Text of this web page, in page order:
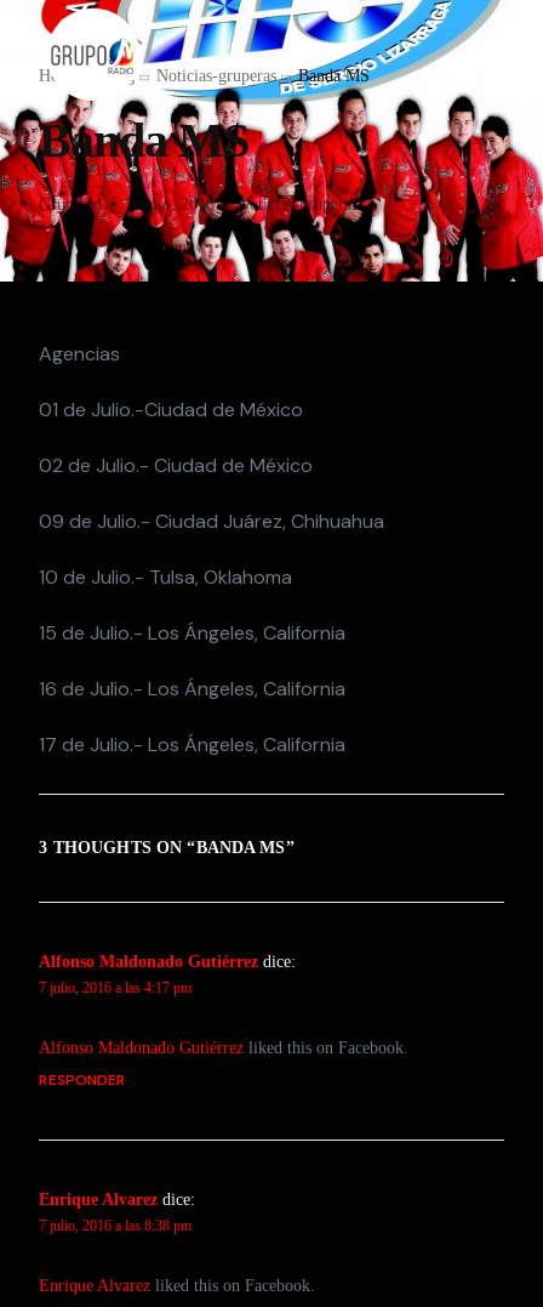
Home Blog Noticias-gruperas Banda MS
Banda MS
Grupo M 7 Julio, 2016 Noticias-gruperas
Agencias
01 de Julio.-Ciudad de México
02 de Julio.- Ciudad de México
09 de Julio.- Ciudad Juárez, Chihuahua
10 de Julio.- Tulsa, Oklahoma
15 de Julio.- Los Ángeles, California
16 de Julio.- Los Ángeles, California
17 de Julio.- Los Ángeles, California
3 THOUGHTS ON “BANDA MS”
Alfonso Maldonado Gutiérrez dice:
7 julio, 2016 a las 4:17 pm
Alfonso Maldonado Gutiérrez liked this on Facebook.
RESPONDER
Enrique Alvarez dice:
7 julio, 2016 a las 8:38 pm
Enrique Alvarez liked this on Facebook.